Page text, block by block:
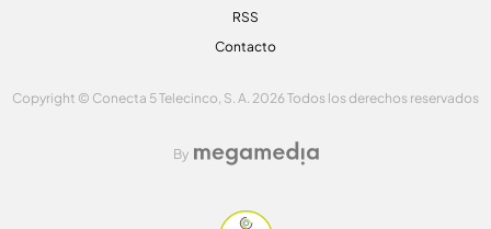
RSS
Contacto
Copyright © Conecta 5 Telecinco, S. A. 2026 Todos los derechos reservados
By